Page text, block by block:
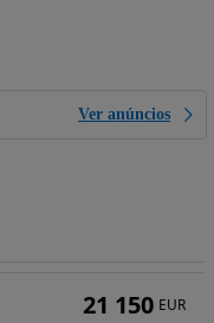
Ver anúncios
21 150 EUR